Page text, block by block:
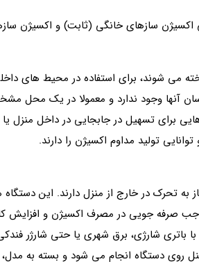
اکسیژن سازهای خانگی (ثابت) و اکسیژن
می شوند، برای استفاده در محیط‌ های
آنها وجود ندارد و معمولا در یک محل
برای تسهیل در جابجایی در داخل منزل
به تحرک در خارج از منزل دارند. این
صرفه جویی در مصرف اکسیژن و افزایش
شارژی، برق شهری یا حتی شارژر فندکی